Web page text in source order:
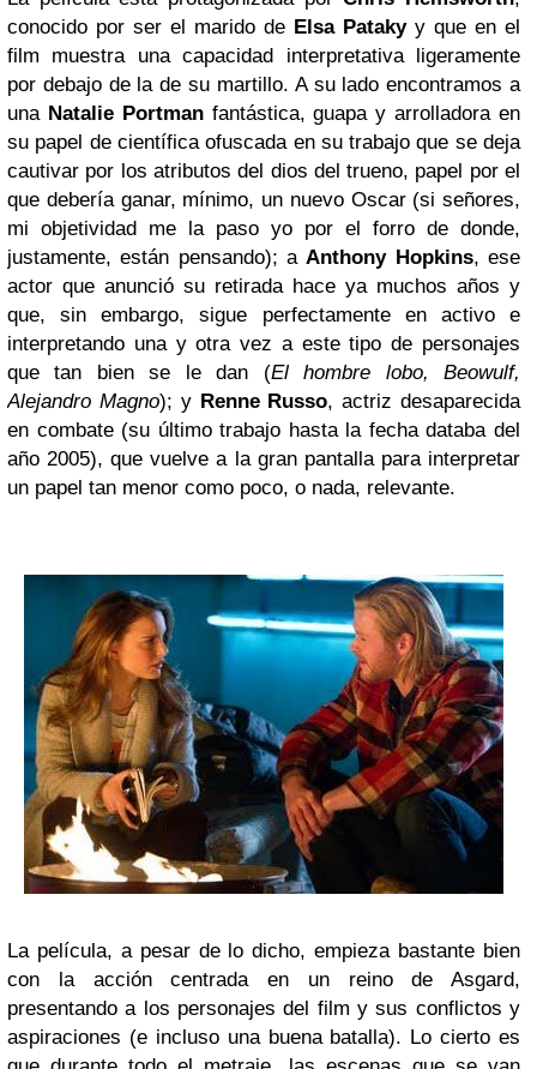
conocido por ser el marido de Elsa Patakyy que en el
film muestra una capacidad interpretativa ligeramente
por debajo de la de su martillo. A su lado encontramos a
una Natalie Portmanfantástica, guapa y arrolladora en
su papel de científica ofuscada en su trabajo que se deja
cautivar por los atributos del dios del trueno, papel por el
que debería ganar, mínimo, un nuevo Oscar (si señores,
mi objetividad me la paso yo por el forro de donde,
justamente, están pensando); aAnthony Hopkins, ese
actor que anunció su retirada hace ya muchos años y
que, sin embargo, sigue perfectamente en activo e
interpretando una y otra vez a este tipo de personajes
que tan bien se le dan (El hombre lobo, Beowulf,
Alejandro Magno); y Renne Russo, actriz desaparecida
en combate (su último trabajo hasta la fecha databa del
año 2005), que vuelve a la gran pantalla para interpretar
un papel tan menor como poco, o nada, relevante.
La película, a pesar de lo dicho, empieza bastante bien
con la acción centrada en un reino de Asgard,
presentando a los personajes del film y sus conflictos y
aspiraciones (e incluso una buena batalla). Lo cierto es